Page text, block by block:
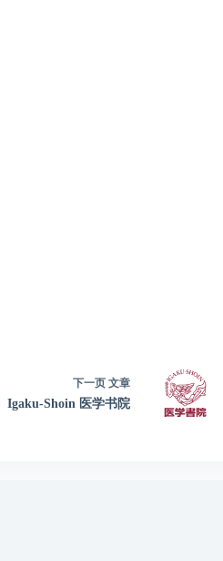
下一页文章
Igaku-Shoin 医学书院